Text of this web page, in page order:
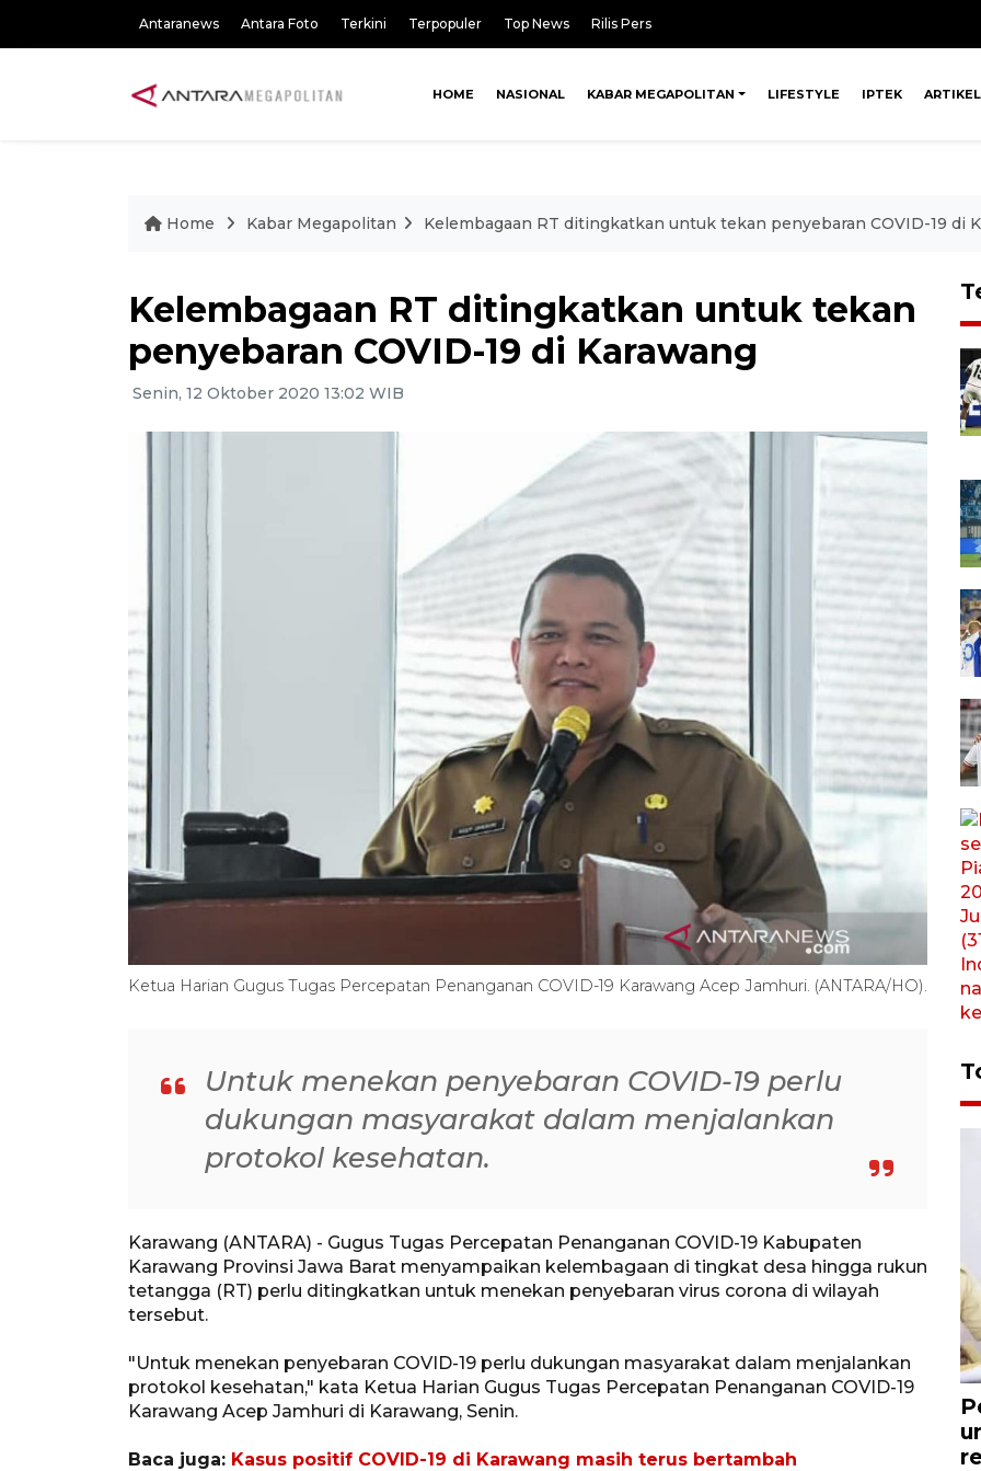
Antaranews Antara Foto Terkini Terpopuler Top News Rilis Pers
HOME NASIONAL KABAR MEGAPOLITAN LIFESTYLE IPTEK ARTIKEL
Home Kabar Megapolitan Kelembagaan RT ditingkatkan untuk tekan penyebaran COVID-19 di
Kelembagaan RT ditingkatkan untuk tekan
penyebaran COVID-19 di Karawang
Senin, 12 Oktober 2020 13:02 WIB
Ketua Harian Gugus Tugas Percepatan Penanganan COVID-19 Karawang Acep Jamhuri. (ANTARA/HO).
Untuk menekan penyebaran COVID-19 perlu
dukungan masyarakat dalam menjalankan
protokol kesehatan.
Karawang (ANTARA) - Gugus Tugas Percepatan Penanganan COVID-19 Kabupaten
Karawang Provinsi Jawa Barat menyampaikan kelembagaan di tingkat desa hingga rukun
tetangga (RT) perlu ditingkatkan untuk menekan penyebaran virus corona di wilayah
tersebut.
"Untuk menekan penyebaran COVID-19 perlu dukungan masyarakat dalam menjalankan
protokol kesehatan," kata Ketua Harian Gugus Tugas Percepatan Penanganan COVID-19
Karawang Acep Jamhuri di Karawang, Senin.
Baca juga: Kasus positif COVID-19 di Karawang masih terus bertambah